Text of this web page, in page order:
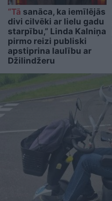
“Tā sanāca, ka iemīlējās
divi cilvēki ar lielu gadu
starpību,” Linda Kalniņa
pirmo reizi publiski
apstiprina laulību ar
Džilindžeru